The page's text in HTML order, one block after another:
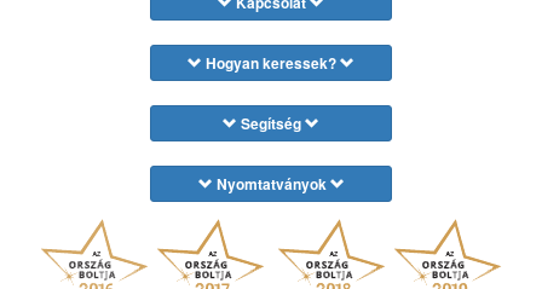
Hogyan keressek?
Segítség
Nyomtatványok